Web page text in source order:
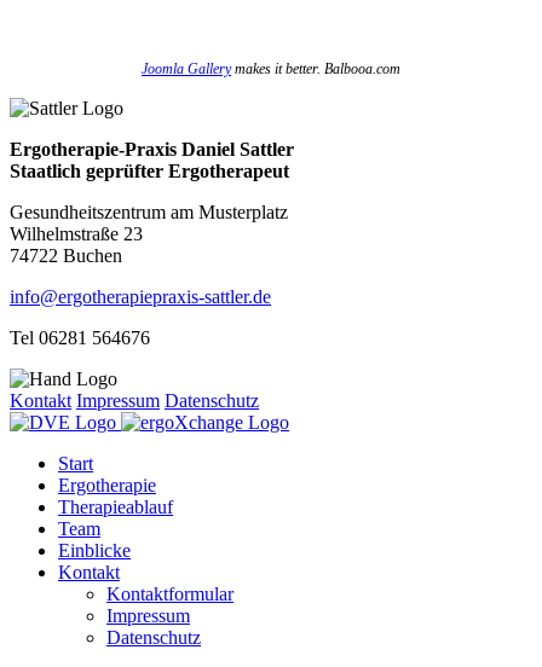
Joomla Gallerymakes it better. Balbooa.com
Ergotherapie-Praxis Daniel Sattler
Staatlich geprüfter Ergotherapeut
Gesundheitszentrum am Musterplatz
Wilhelmstraße 23
74722 Buchen
info@ergotherapiepraxis-sattler.de
Tel 06281 564676
Kontakt Impressum Datenschutz
Start
Ergotherapie
Therapieablauf
Team
Einblicke
Kontakt
Kontaktformular
Impressum
Datenschutz